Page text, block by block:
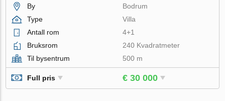
By
Bodrum
Type
Villa
Antall rom
4+1
Bruksrom
240 Kvadratmeter
Til bysentrum
500 m
Full pris € 30 000